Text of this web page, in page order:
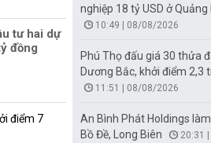
tư hai dự
đồng
điểm 7
nghiệp 18 tỷ USD ở Quảng
10:49 | 08/08/2026
Phú Thọ đấu giá 30 thửa
Dương Bắc, khởi điểm 2,3
11:51 | 08/08/2026
An Bình Phát Holdings
Bồ Đề, Long Biên
20:31